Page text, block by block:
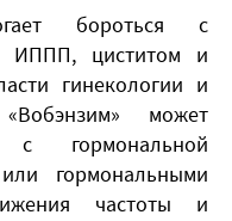
бороться с
ИППП, циститом и
гинекологии и
может
с гормональной
гормональными
частоты и